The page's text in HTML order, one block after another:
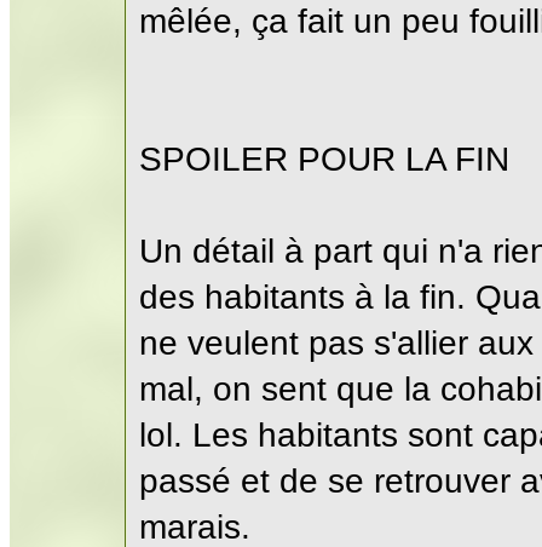
mêlée, ça fait un peu
SPOILER POUR LA FIN
Un détail à part qui n'a
des habitants à la fin.
ne veulent pas s'allier
mal, on sent que la
lol. Les habitants sont
passé et de se retrouver
marais.